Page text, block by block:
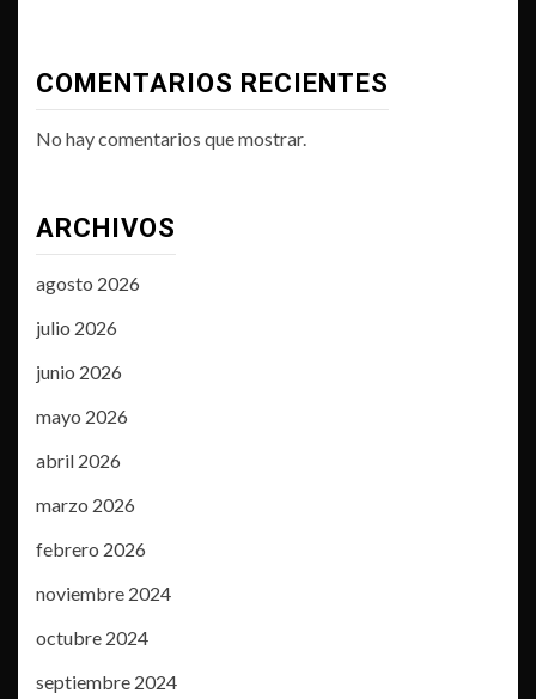
COMENTARIOS RECIENTES
No hay comentarios que mostrar.
ARCHIVOS
agosto 2026
julio 2026
junio 2026
mayo 2026
abril 2026
marzo 2026
febrero 2026
noviembre 2024
octubre 2024
septiembre 2024